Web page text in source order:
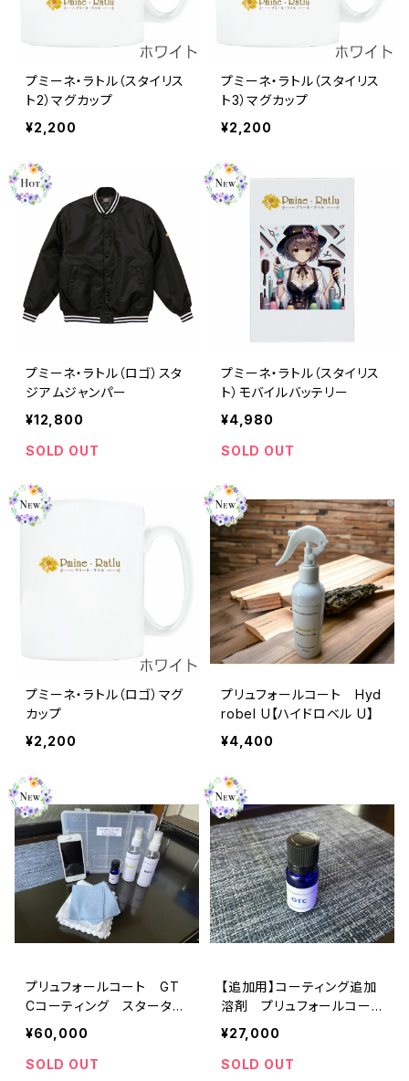
プミーネ・ラトル（スタイリス
ト2）マグカップ
¥2,200
プミーネ・ラトル（スタイリス
ト3）マグカップ
¥2,200
プミーネ・ラトル（ロゴ）スタ
ジアムジャンパー
¥12,800
SOLD OUT
プミーネ・ラトル（スタイリス
ト）モバイルバッテリー
¥4,980
SOLD OUT
プミーネ・ラトル（ロゴ）マグ
カップ
¥2,200
プリュフォールコート Hyd
robel U【ハイドロベル U】
¥4,400
プリュフォールコート GT
Cコーティング スターター
キット【デモ用スマホ付き】
¥60,000
SOLD OUT
【追加用】コーティング追加
溶剤 プリュフォールコート
GTC
¥27,000
SOLD OUT